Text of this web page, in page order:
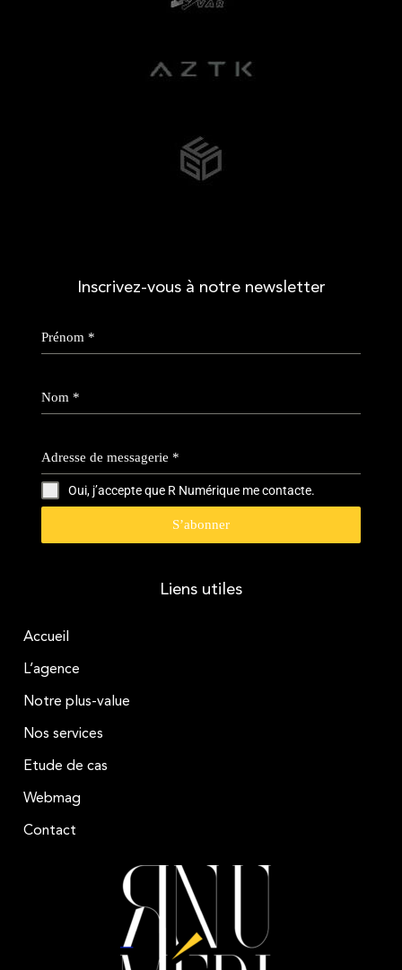
Liens utiles
Accueil
L’agence
Notre plus-value
Nos services
Etude de cas
Webmag
Contact
Inscrivez-vous à notre newsletter
Prénom *
Nom *
Adresse de messagerie *
Oui, j’accepte que R Numérique me contacte.
S’abonner